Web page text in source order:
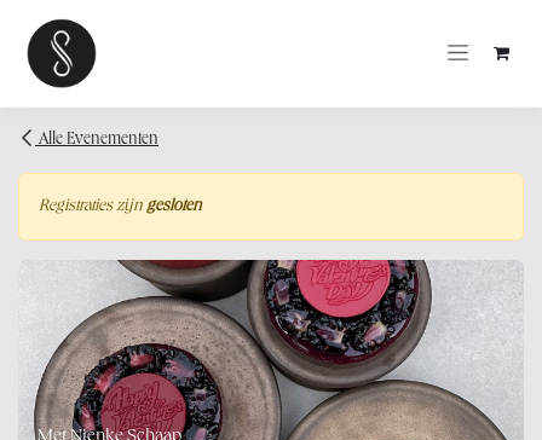
Alle Evenementen
Registraties zijn gesloten